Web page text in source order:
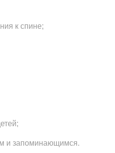
к спине;
и запоминающимся.